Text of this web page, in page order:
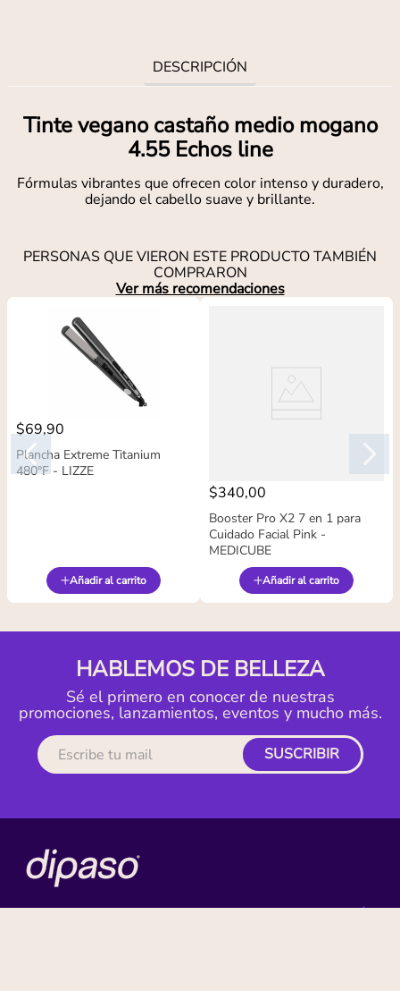
DESCRIPCIÓN
Tinte vegano castaño medio mogano
4.55 Echos line
Fórmulas vibrantes que ofrecen color intenso y duradero,
dejando el cabello suave y brillante.
PERSONAS QUE VIERON ESTE PRODUCTO TAMBIÉN
COMPRARON
Ver más recomendaciones
$69,90
Plancha Extreme Titanium
480°F - LIZZE
Añadir al carrito
$340,00
Booster Pro X2 7 en 1 para
Cuidado Facial Pink -
MEDICUBE
Añadir al carrito
HABLEMOS DE BELLEZA
Sé el primero en conocer de nuestras
promociones, lanzamientos, eventos y mucho más.
SUSCRIBIR
MI CUENTA